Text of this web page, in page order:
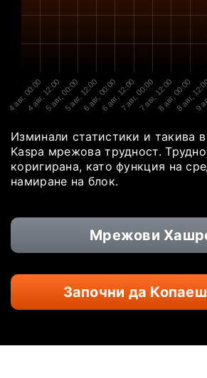
4 авг, 00:00
4 авг, 12:005 авг, 00:005 авг, 12:006 авг, 00:006 авг, 12:007 авг, 00:007 авг, 12:008 авг, 00:00
8 авг,9
Изминали статистики и такива
Kaspa мрежова трудност.
коригирана, като функция на
намиране на блок.
Мрежови
Започни да